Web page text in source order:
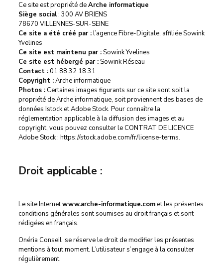
Ce site est propriété deArche informatique
Siège social: 300 AV BRIENS
78670 VILLENNES-SUR-SEINE
Ce site a été créé par :l’agenceFibre-Digitale, affiliée Sowink
Yvelines
Ce site est maintenu par :Sowink Yvelines
Ce site est hébergé par :Sowink Réseau
Contact :01 88 32 18 31
Copyright :Arche informatique
Photos :Certaines images figurants sur ce site sont soit la
propriété de Arche informatique, soit proviennent des bases de
données Istock et Adobe Stock. Pour connaître la
réglementation applicable à la diffusion des images et au
copyright, vous pouvez consulter le CONTRAT DE LICENCE
Adobe Stock : https://stock.adobe.com/fr/license-terms.
Droit applicable :
Le site Internetwww.arche-informatique.comet les présentes
conditions générales sont soumises au droit français et sont
rédigées en français.
Onéria Conseil se réserve le droit de modifier les présentes
mentions à tout moment. L’utilisateur s’engage à la consulter
régulièrement.